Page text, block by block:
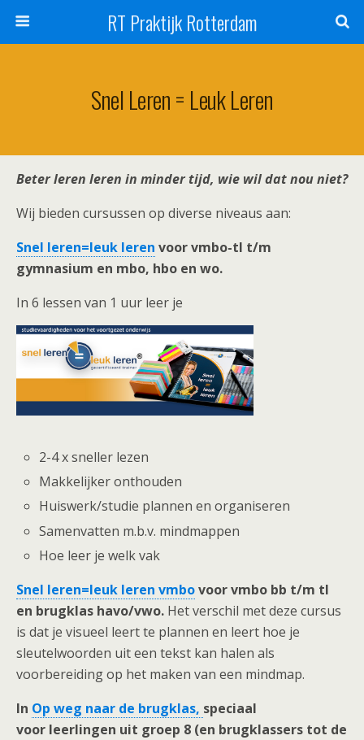
RT Praktijk Rotterdam
Snel Leren = Leuk Leren
Beter leren leren in minder tijd, wie wil dat nou niet?
Wij bieden cursussen op diverse niveaus aan:
Snel leren=leuk leren voor vmbo-tl t/m
gymnasium en mbo, hbo en wo.
In 6 lessen van 1 uur leer je
2-4 x sneller lezen
Makkelijker onthouden
Huiswerk/studie plannen en organiseren
Samenvatten m.b.v. mindmappen
Hoe leer je welk vak
Snel leren=leuk leren vmbovoor vmbo bb t/m tl
en brugklas havo/vwo. Het verschil met deze cursus
is dat je visueel leert te plannen en leert hoe je
sleutelwoorden uit een tekst kan halen als
voorbereiding op het maken van een mindmap.
In Op weg naar de brugklas, speciaal
voor leerlingen uit groep 8 (en brugklassers tot de